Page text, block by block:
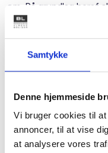
Samtykke
Denne hjemmeside
Vi bruger cookies til
annoncer, til at vise
at analysere vores
om. På grundlag heraf
Den endelige
Rentesikring -
Eksempel 3.